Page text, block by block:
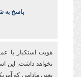
پاسخ به
هویت استکبار با
نخواهد داشت. این
یعنی مادامی که